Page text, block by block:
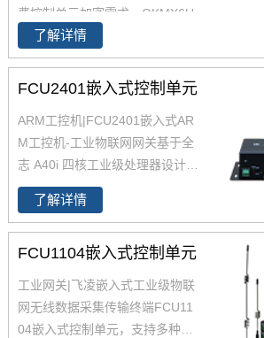
费控制单元加密需求，OKMX6U
L-C3工控板具有掉电保护功能，
断电后可维持系统正常运行15
秒，确保重要信息不丢失
了解详情
FCU2401嵌入式控制单元
ARM工控机|FCU2401嵌入式AR
M工控机-工业物联网网关基于全
志 A40i 四核工业级处理器设计开
发，主频1.2GHZ，集成MAli400
MP2 GPU，内存1GB（可扩展为
2GB），eMMC存储8GB。具有
广泛的硬件外设支持，包括RS48
5、CAN、ESAM、USB、以太网
口、4G、WiFi、GPS、LVDS、
HDMI、DI、DO、音频、SATA等
了解详情
FCU1104嵌入式控制单元
工业网关|飞凌嵌入式工业级物联
网无线数据采集传输终端FCU11
04嵌入式控制单元，支持多种网